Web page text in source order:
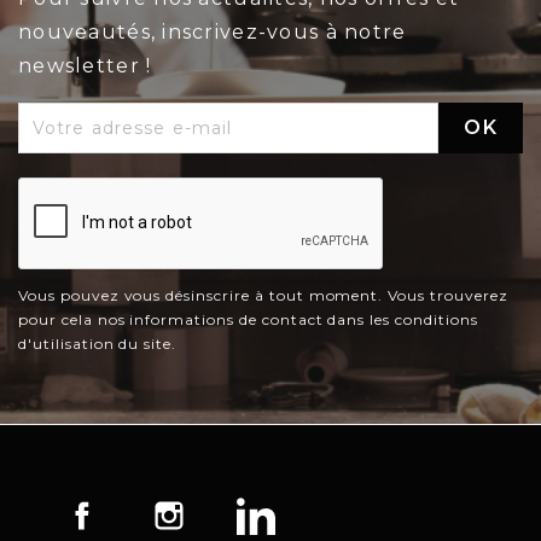
nouveautés, inscrivez-vous à notre
newsletter !
Vous pouvez vous désinscrire à tout moment. Vous trouverez
pour cela nos informations de contact dans les conditions
d'utilisation du site.
Facebook Instagram